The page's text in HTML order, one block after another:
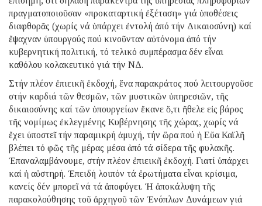
πραγματοποιοῦσαν «προκαταρτική ἐξέταση» γιά ὑποθέσεις
διαφθορᾶς (χωρίς νά ὑπάρχει ἐντολή ἀπό τήν Δικαιοσύνη) καί
ἔψαχναν ὑπουργούς πού κινοῦνταν αὐτόνομα ἀπό τήν
κυβερνητική πολιτική, τό τελικό συμπέρασμα δέν εἶναι
καθόλου κολακευτικό γιά τήν ΝΔ.
Στήν πλέον ἐπιεικῆ ἐκδοχή, ἕνα παρακράτος πού λειτουργοῦσε
στήν καρδιά τῶν θεσμῶν, τῶν μυστικῶν ὑπηρεσιῶν, τῆς
δικαιοσύνης καί τῶν ὑπουργείων ἔκανε ὅ,τι ἤθελε εἰς βάρος
τῆς νομίμως ἐκλεγμένης Κυβέρνησης τῆς χώρας, χωρίς νά
ἔχει ὑποστεῖ τήν παραμικρή ἀμυχή, τήν ὥρα πού ἡ Εὔα Καϊλῆ
βλέπει τό φῶς τῆς μέρας μέσα ἀπό τά σίδερα τῆς φυλακῆς.
Ἐπαναλαμβάνουμε, στήν πλέον ἐπιεικῆ ἐκδοχή. Γιατί ὑπάρχει
καί ἡ αὐστηρή. Ἐπειδή λοιπόν τά ἐρωτήματα εἶναι κρίσιμα,
κανείς δέν μπορεῖ νά τά ἀποφύγει. Ἡ ἀποκάλυψη τῆς
παρακολούθησης τοῦ ἀρχηγοῦ τῶν Ἐνόπλων Δυνάμεων γιά